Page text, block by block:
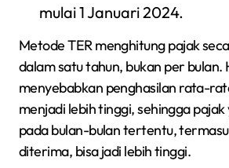
mulai 1 Januari 2024.
Metode TER menghitung pajak
dalam satu tahun, bukan per bulan.
menyebabkan penghasilan rata-
menjadi lebih tinggi, sehingga
pada bulan-bulan tertentu,
diterima, bisa jadi lebih tinggi.